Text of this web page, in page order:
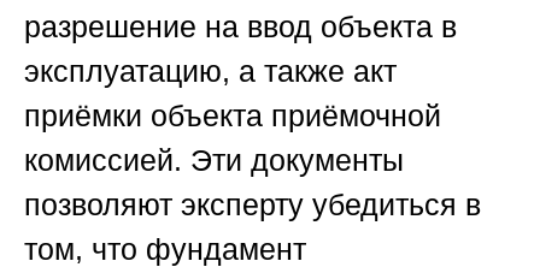
разрешение на ввод объекта в
эксплуатацию, а также акт
приёмки объекта приёмочной
комиссией. Эти документы
позволяют эксперту убедиться в
том, что фундамент